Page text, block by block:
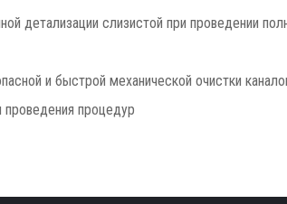
детализации слизистой при проведении
и быстрой механической очистки
проведения процедур